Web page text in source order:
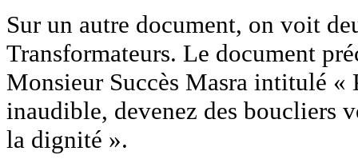
Sur un autre document, on voit
Transformateurs. Le document
Monsieur Succès Masra intitulé «
inaudible, devenez des boucliers
la dignité ».